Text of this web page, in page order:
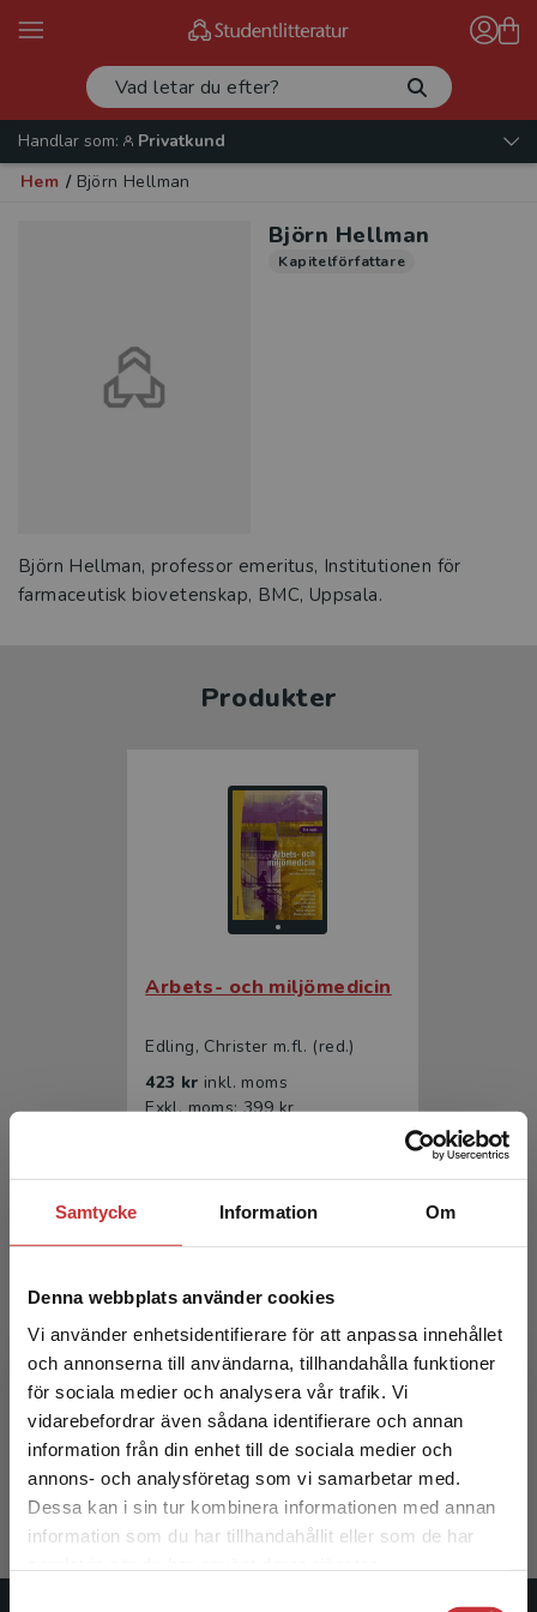
Samtycke Information Om
Denna webbplats använder cookies
Vi använder enhetsidentifierare för att anpassa innehållet
och annonserna till användarna, tillhandahålla funktioner
för sociala medier och analysera vår trafik. Vi
vidarebefordrar även sådana identifierare och annan
information från din enhet till de sociala medier och
annons- och analysföretag som vi samarbetar med.
Dessa kan i sin tur kombinera informationen med annan
information som du har tillhandahållit eller som de har
Begränsad fraktregion
Det verkar som att du besöker
studentlitteratur.se via en enhet utanför Sverige.
Vi erbjuder inte leveranser utanför Sverige. För
Handlar som:
Privatkund
Hem / Björn Hellman
Björn Hellman
Kapitelförfattare
Björn Hellman, professor emeritus, Institutionen för
farmaceutisk biovetenskap, BMC, Uppsala.
Produkter
Arbets- och miljömedicin
Edling, Christer m.fl. (red.)
423 kr inkl. moms
Exkl. moms: 399 kr
Arbets- och miljömedicin
Edling, Christer m.fl. (red.)
665 krinkl. moms
Exkl. moms: 627 kr